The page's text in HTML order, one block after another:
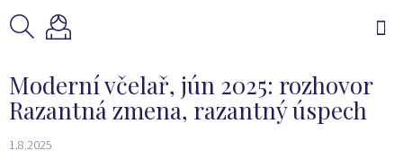
na
Moderní včelař, jún 2025: rozhovor
Razantná zmena, razantný úspech
1.8.2025